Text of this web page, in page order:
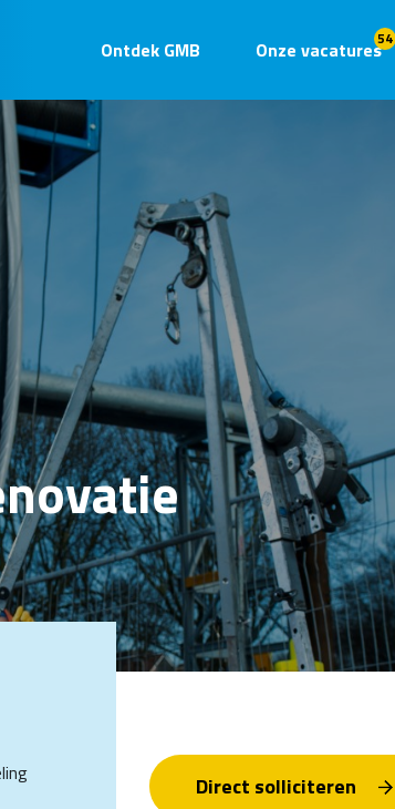
Ontdek GMB Onze vacatures54
Direct solliciteren